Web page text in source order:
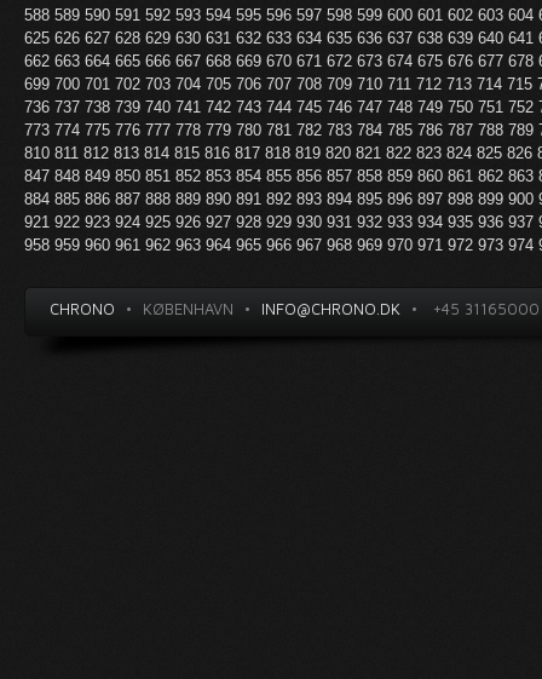
588 589 590 591 592 593 594 595 596 597 598 599 600 601 602 603 604
625 626 627 628 629 630 631 632 633 634 635 636 637 638 639 640 641
662 663 664 665 666 667 668 669 670 671 672 673 674 675 676 677 678
699 700 701 702 703 704 705 706 707 708 709 710 711 712 713 714 715
736 737 738 739 740 741 742 743 744 745 746 747 748 749 750 751 752
773 774 775 776 777 778 779 780 781 782 783 784 785 786 787 788 789
810 811 812 813 814 815 816 817 818 819 820 821 822 823 824 825 826
847 848 849 850 851 852 853 854 855 856 857 858 859 860 861 862 863
884 885 886 887 888 889 890 891 892 893 894 895 896 897 898 899 900
921 922 923 924 925 926 927 928 929 930 931 932 933 934 935 936 937
958 959 960 961 962 963 964 965 966 967 968 969 970 971 972 973 974
CHRONO • KØBENHAVN • INFO@CHRONO.DK • +45 31165000